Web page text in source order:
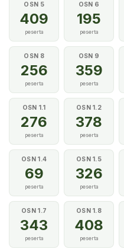
OSN 5
409
peserta
OSN 6
195
peserta
OSN 8
256
peserta
OSN 9
359
peserta
OSN 1.1
276
peserta
OSN 1.2
378
peserta
OSN 1.4
69
peserta
OSN 1.5
326
peserta
OSN 1.7
343
peserta
OSN 1.8
408
peserta